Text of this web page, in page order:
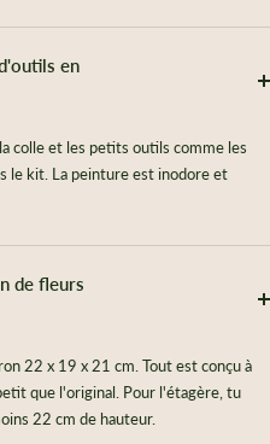
en
colle et les petits outils comme les
le kit. La peinture est inodore et
de fleurs
22 x 19 x 21 cm. Tout est conçu à
que l'original. Pour l'étagère, tu
22 cm de hauteur.